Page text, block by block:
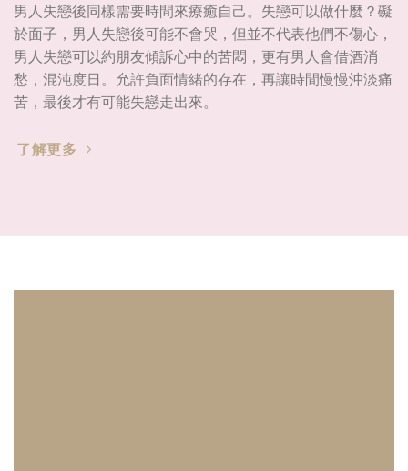
男人失戀後同樣需要時間來療癒自己。失戀可以做什麼？礙
於面子，男人失戀後可能不會哭，但並不代表他們不傷心，
男人失戀可以約朋友傾訴心中的苦悶，更有男人會借酒消
愁，混沌度日。允許負面情緒的存在，再讓時間慢慢沖淡痛
苦，最後才有可能失戀走出來。
了解更多